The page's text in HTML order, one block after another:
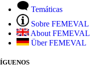
Temáticas
Sobre FEMEVAL
About FEMEVAL
Über FEMEVAL